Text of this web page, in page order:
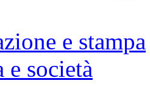
e stampa
e società